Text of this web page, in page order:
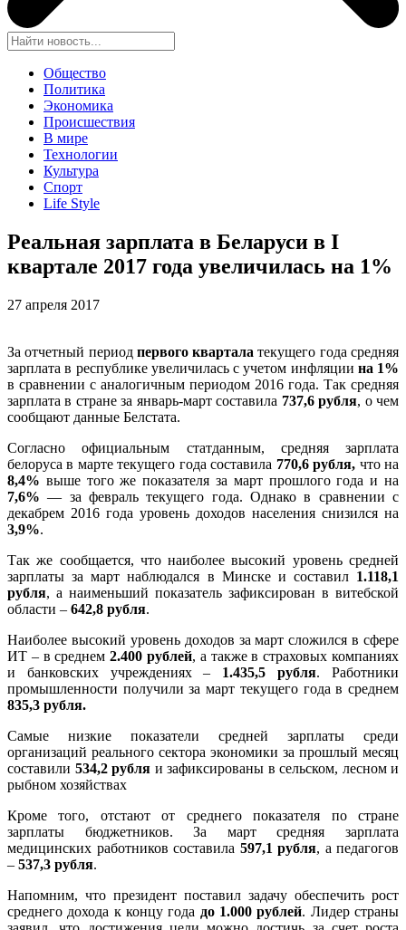
Общество
Политика
Экономика
Происшествия
В мире
Технологии
Культура
Спорт
Life Style
Реальная зарплата в Беларуси в I
квартале 2017 года увеличилась на 1%
27 апреля 2017
За отчетный период первого квартала текущего года средняя
зарплата в республике увеличилась с учетом инфляции на 1%
в сравнении с аналогичным периодом 2016 года. Так средняя
зарплата в стране за январь-март составила 737,6 рубля, о чем
сообщают данные Белстата.
Согласно официальным статданным, средняя зарплата
белоруса в марте текущего года составила 770,6 рубля, что на
8,4% выше того же показателя за март прошлого года и на
7,6% — за февраль текущего года. Однако в сравнении с
декабрем 2016 года уровень доходов населения снизился на
3,9%.
Так же сообщается, что наиболее высокий уровень средней
зарплаты за март наблюдался в Минске и составил 1.118,1
рубля, а наименьший показатель зафиксирован в витебской
области – 642,8 рубля.
Наиболее высокий уровень доходов за март сложился в сфере
ИТ – в среднем2.400 рублей, а также в страховых компаниях
и банковских учреждениях – 1.435,5 рубля. Работники
промышленности получили за март текущего года в среднем
835,3 рубля.
Самые низкие показатели средней зарплаты среди
организаций реального сектора экономики за прошлый месяц
составили 534,2 рубля и зафиксированы в сельском, лесном и
рыбном хозяйствах
Кроме того, отстают от среднего показателя по стране
зарплаты бюджетников. За март средняя зарплата
медицинских работников составила 597,1 рубля, а педагогов
– 537,3 рубля.
Напомним, что президент поставил задачу обеспечить рост
среднего дохода к концу года до 1.000 рублей. Лидер страны